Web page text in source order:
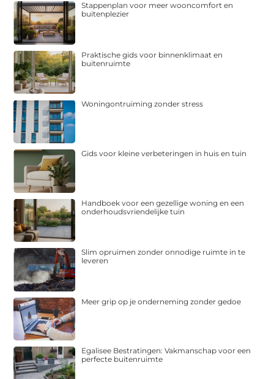
Stappenplan voor meer wooncomfort en
buitenplezier
Praktische gids voor binnenklimaat en
buitenruimte
Woningontruiming zonder stress
Gids voor kleine verbeteringen in huis en tuin
Handboek voor een gezellige woning en een
onderhoudsvriendelijke tuin
Slim opruimen zonder onnodige ruimte in te
leveren
Meer grip op je onderneming zonder gedoe
Egalisee Bestratingen: Vakmanschap voor een
perfecte buitenruimte